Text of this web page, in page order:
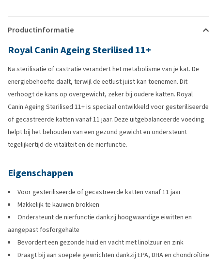
Productinformatie
Royal Canin Ageing Sterilised 11+
Na sterilisatie of castratie verandert het metabolisme van je kat. De
energiebehoefte daalt, terwijl de eetlust juist kan toenemen. Dit
verhoogt de kans op overgewicht, zeker bij oudere katten. Royal
Canin Ageing Sterilised 11+ is speciaal ontwikkeld voor gesteriliseerde
of gecastreerde katten vanaf 11 jaar. Deze uitgebalanceerde voeding
helpt bij het behouden van een gezond gewicht en ondersteunt
tegelijkertijd de vitaliteit en de nierfunctie.
Eigenschappen
Voor gesteriliseerde of gecastreerde katten vanaf 11 jaar
Makkelijk te kauwen brokken
Ondersteunt de nierfunctie dankzij hoogwaardige eiwitten en
aangepast fosforgehalte
Bevordert een gezonde huid en vacht met linolzuur en zink
Draagt bij aan soepele gewrichten dankzij EPA, DHA en chondroïtine